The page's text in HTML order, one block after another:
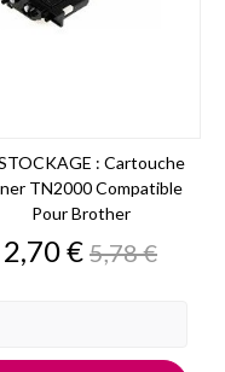
: Cartouche
TN2000 Compatible
Pour Brother
Prix
2,70 €Prix
de
5,78 €